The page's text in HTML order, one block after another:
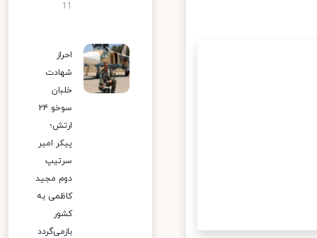
احراز
شهادت
خلبان
سوخو ۲۴
ارتش؛
پیکر امیر
سرتیپ
دوم مجید
کاظمی به
کشور
بازمی‌گردد